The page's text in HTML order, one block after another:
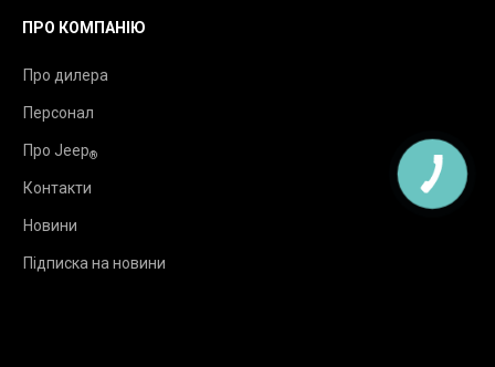
ПРО КОМПАНІЮ
Про дилера
Персонал
Про Jeep®
Контакти
Новини
Підписка на новини